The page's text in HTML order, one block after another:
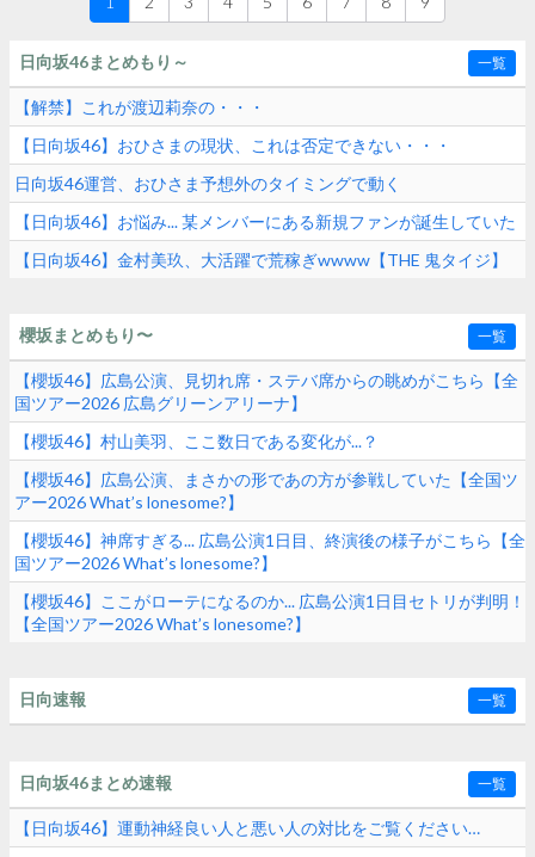
日向坂46まとめもり～ 一覧
【解禁】これが渡辺莉奈の・・・
【日向坂46】おひさまの現状、これは否定できない・・・
日向坂46運営、おひさま予想外のタイミングで動く
【日向坂46】お悩み... 某メンバーにある新規ファンが誕生していた
【日向坂46】金村美玖、大活躍で荒稼ぎwwww【THE 鬼タイジ】
櫻坂まとめもり〜 一覧
【櫻坂46】広島公演、見切れ席・ステバ席からの眺めがこちら【全
国ツアー2026 広島グリーンアリーナ】
【櫻坂46】村山美羽、ここ数日である変化が...？
【櫻坂46】広島公演、まさかの形であの方が参戦していた【全国ツ
アー2026 What’s lonesome?】
【櫻坂46】神席すぎる... 広島公演1日目、終演後の様子がこちら【全
国ツアー2026 What’s lonesome?】
【櫻坂46】ここがローテになるのか... 広島公演1日目セトリが判明！
【全国ツアー2026 What’s lonesome?】
日向速報 一覧
日向坂46まとめ速報 一覧
【日向坂46】運動神経良い人と悪い人の対比をご覧ください…